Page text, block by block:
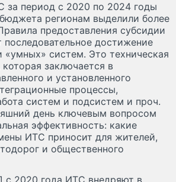
за период с 2020 по 2024 годы
регионам выделили более
предоставления субсидии
последовательное достижение
«умных» систем. Это техническая
заключается в
и установленного
процессы,
систем и подсистем и проч.
день ключевым вопросом
эффективность: какие
ИТС приносит для жителей,
и общественного